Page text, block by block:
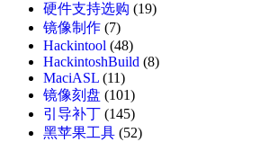
硬件支持选购 (19)
镜像制作 (7)
Hackintool (48)
HackintoshBuild (8)
MaciASL (11)
镜像刻盘 (101)
引导补丁 (145)
黑苹果工具 (52)